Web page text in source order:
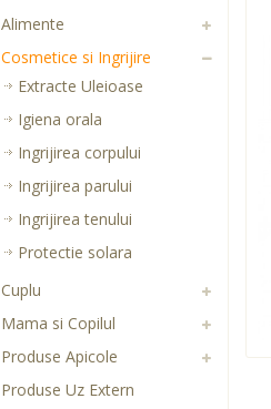
Alimente
Cosmetice si Ingrijire
Extracte Uleioase
Igiena orala
Ingrijirea corpului
Ingrijirea parului
Ingrijirea tenului
Protectie solara
Cuplu
Mama si Copilul
Produse Apicole
Produse Uz Extern